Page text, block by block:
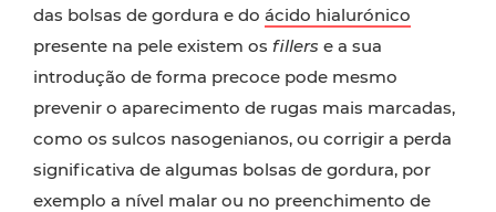
das bolsas de gordura e do ácido hialurónico
presente na pele existem os fillers e a sua
introdução de forma precoce pode mesmo
prevenir o aparecimento de rugas mais marcadas,
como os sulcos nasogenianos, ou corrigir a perda
significativa de algumas bolsas de gordura, por
exemplo a nível malar ou no preenchimento de